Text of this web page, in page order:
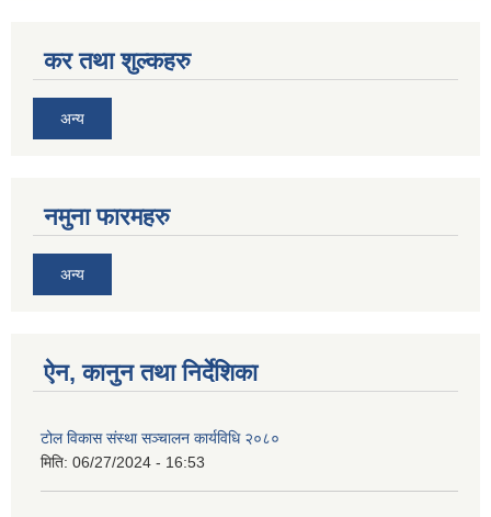
कर तथा शुल्कहरु
अन्य
नमुना फारमहरु
अन्य
ऐन, कानुन तथा निर्देशिका
टोल विकास संस्था सञ्चालन कार्यविधि २०८०
मिति: 06/27/2024 - 16:53